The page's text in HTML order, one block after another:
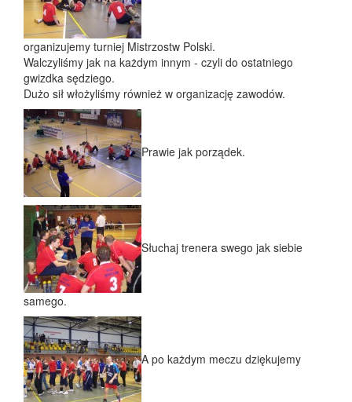
organizujemy turniej Mistrzostw Polski.
Walczyliśmy jak na każdym innym - czyli do ostatniego
gwizdka sędziego.
Dużo sił włożyliśmy również w organizację zawodów.
Prawie jak porządek.
Słuchaj trenera swego jak siebie
samego.
A po każdym meczu dziękujemy